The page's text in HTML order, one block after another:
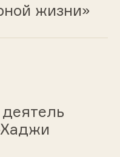
жизни»